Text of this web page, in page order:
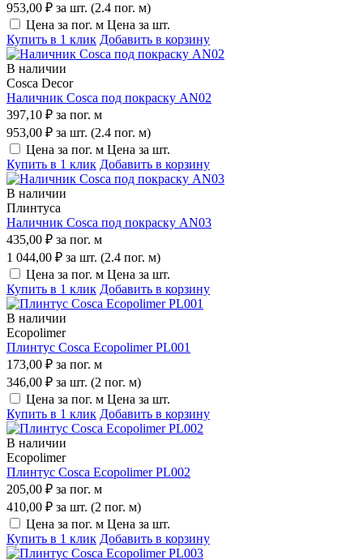
953,00 ₽ за шт. (2.4 пог. м)
Цена за пог. м Цена за шт.
Купить в 1 клик Добавить в корзину
В наличии
Cosca Decor
Наличник Cosca под покраску AN02
397,10 ₽ за пог. м
953,00 ₽ за шт. (2.4 пог. м)
Цена за пог. м Цена за шт.
Купить в 1 клик Добавить в корзину
В наличии
Плинтуса
Наличник Cosca под покраску AN03
435,00 ₽ за пог. м
1 044,00 ₽ за шт. (2.4 пог. м)
Цена за пог. м Цена за шт.
Купить в 1 клик Добавить в корзину
В наличии
Ecopolimer
Плинтус Cosca Ecopolimer PL001
173,00 ₽ за пог. м
346,00 ₽ за шт. (2 пог. м)
Цена за пог. м Цена за шт.
Купить в 1 клик Добавить в корзину
В наличии
Ecopolimer
Плинтус Cosca Ecopolimer PL002
205,00 ₽ за пог. м
410,00 ₽ за шт. (2 пог. м)
Цена за пог. м Цена за шт.
Купить в 1 клик Добавить в корзину